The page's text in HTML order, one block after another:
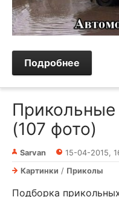
Подробнее
(107 фото)
Sarvan 15-04-2015,
Картинки / Приколы
Подборка